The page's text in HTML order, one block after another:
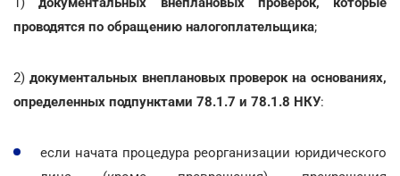
проводятся по обращению налогоплательщика;
2) документальных внеплановых проверок на основаниях,
определенных подпунктами 78.1.7 и 78.1.8 НКУ:
если начата процедура реорганизации юридического